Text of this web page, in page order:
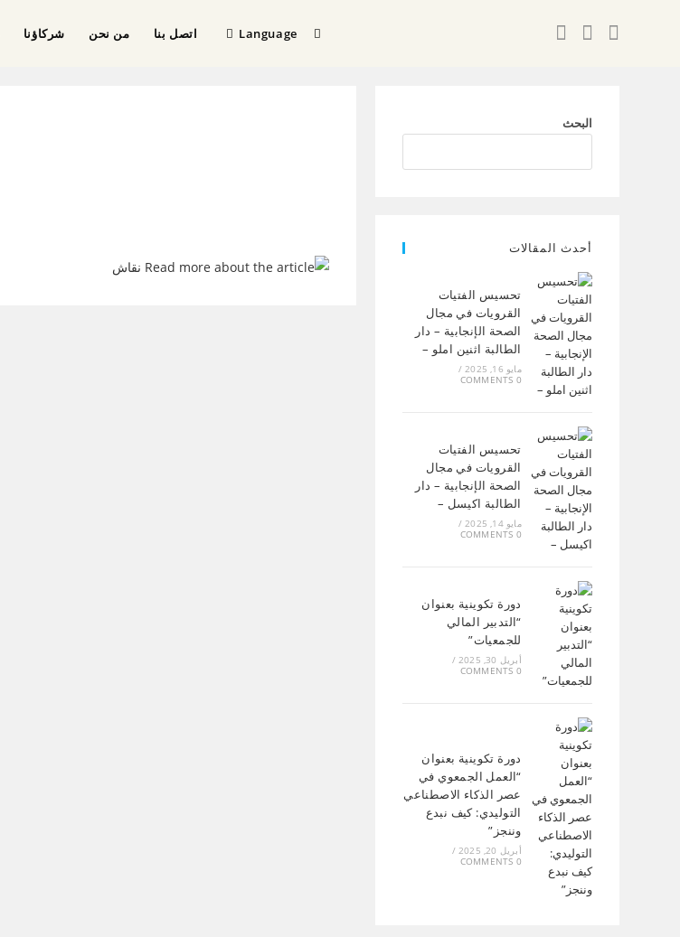
شركاؤنا من نحن اتصل بنا Language
البحث
أحدث المقالات
تحسيس الفتيات
القرويات في مجال
الصحة الإنجابية – دار
الطالبة اثنين املو –
مايو 16, 2025
/
0 COMMENTS
تحسيس الفتيات
القرويات في مجال
الصحة الإنجابية – دار
الطالبة اكيسل –
مايو 14, 2025
/
0 COMMENTS
دورة تكوينية بعنوان
“التدبير المالي
للجمعيات”
أبريل 30, 2025
/
0 COMMENTS
دورة تكوينية بعنوان
“العمل الجمعوي في
عصر الذكاء الاصطناعي
التوليدي: كيف نبدع
وننجز”
أبريل 20, 2025
/
0 COMMENTS